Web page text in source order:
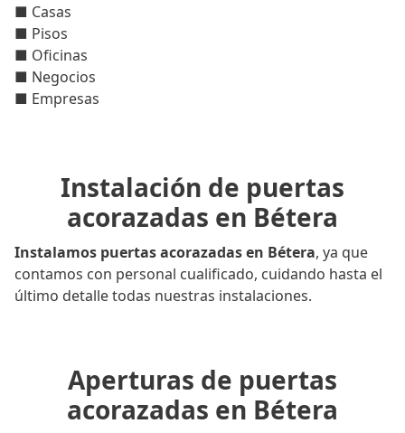
■ Casas
■ Pisos
■ Oficinas
■ Negocios
■ Empresas
Instalación de puertas
acorazadas en Bétera
Instalamos puertas acorazadas en Bétera, ya que
contamos con personal cualificado, cuidando hasta el
último detalle todas nuestras instalaciones.
Aperturas de puertas
acorazadas en Bétera